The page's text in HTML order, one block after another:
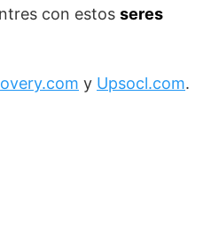
con estos seres
y Upsocl.com.